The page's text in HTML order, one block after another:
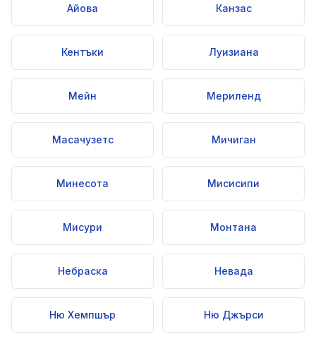
Айова Канзас
Кентъки Луизиана
Мейн Мериленд
Масачузетс Мичиган
Минесота Мисисипи
Мисури Монтана
Небраска Невада
Ню Хемпшър Ню Джърси